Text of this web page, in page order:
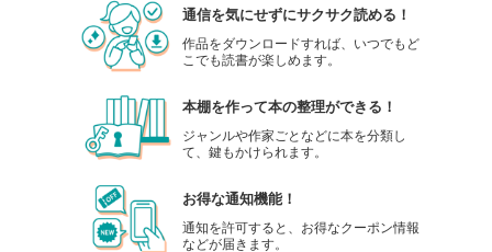
通信を気にせずにサクサク読める！
作品をダウンロードすれば、いつでもど
こでも読書が楽しめます。
本棚を作って本の整理ができる！
ジャンルや作家ごとなどに本を分類し
て、鍵もかけられます。
お得な通知機能！
通知を許可すると、お得なクーポン情報
などが届きます。